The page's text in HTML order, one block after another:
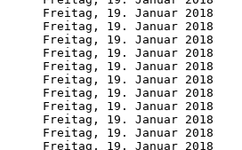
Freitag, 19. Januar 2018
Freitag, 19. Januar 2018
Freitag, 19. Januar 2018
Freitag, 19. Januar 2018
Freitag, 19. Januar 2018
Freitag, 19. Januar 2018
Freitag, 19. Januar 2018
Freitag, 19. Januar 2018
Freitag, 19. Januar 2018
Freitag, 19. Januar 2018
Freitag, 19. Januar 2018